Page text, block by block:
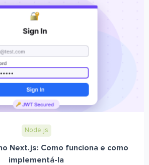
Node.js
Next.js: Como funciona e como
implementá-la